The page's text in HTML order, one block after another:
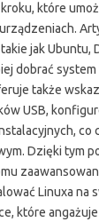
które
jak Ubuntu,
dobrać
także
USB,
co
Dzięki tym
Linuxa na
które